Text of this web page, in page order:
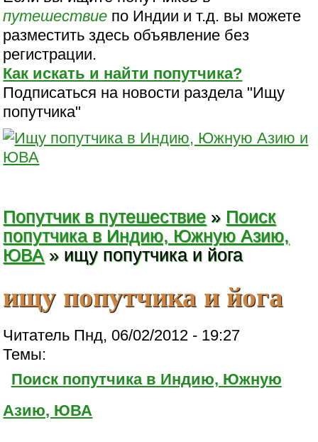
путешествие по Индии и т.д. вы можете
разместить здесь объявление без
регистрации.
Как искать и найти попутчика?
Подписаться на новости раздела "Ищу
попутчика"
Попутчик в путешествие » Поиск
попутчика в Индию, Южную Азию,
ЮВА » ищу попутчика и йога
ищу попутчика и йога
Читатель Пнд, 06/02/2012 - 19:27
Темы:
Поиск попутчика в Индию, Южную
Азию, ЮВА